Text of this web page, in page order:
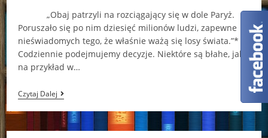
„Obaj patrzyli na rozciągający się w dole Paryż.
Poruszało się po nim dziesięć milionów ludzi, zapewne
nieświadomych tego, że właśnie ważą się losy świata.”*
Codziennie podejmujemy decyzje. Niektóre są błahe, jak
na przykład w…
Czytaj Dalej„Labirynt
Kości”
–
Rick
Riordan